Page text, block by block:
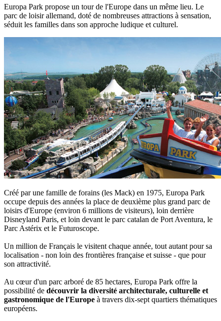
Europa Park propose un tour de l'Europe dans un même lieu. Le
parc de loisir allemand, doté de nombreuses attractions à sensation,
séduit les familles dans son approche ludique et culturel.
Créé par une famille de forains (les Mack) en 1975, Europa Park
occupe depuis des années la place de deuxième plus grand parc de
loisirs d'Europe (environ 6 millions de visiteurs), loin derrière
Disneyland Paris, et loin devant le parc catalan de Port Aventura, le
Parc Astérix et le Futuroscope.
Un million de Français le visitent chaque année, tout autant pour sa
localisation - non loin des frontières française et suisse - que pour
son attractivité.
Au cœur d'un parc arboré de 85 hectares, Europa Park offre la
possibilité de découvrir la diversité architecturale, culturelle et
gastronomique de l'Europe à travers dix-sept quartiers thématiques
européens.